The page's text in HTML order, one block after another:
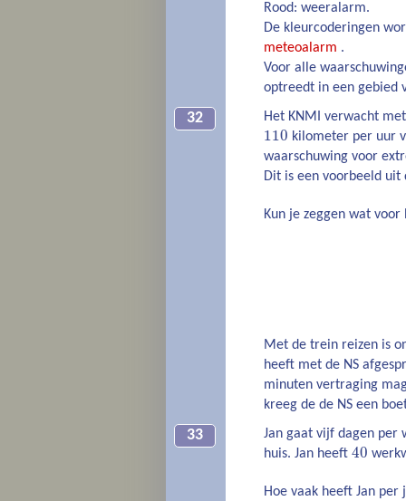
Rood: weeralarm.
De kleurcoderingen
meteoalarm .
Voor alle
optreedt in een gebied
32 Het KNMI verwacht met
110 kilometer per uur
waarschuwing voor
Dit is een voorbeeld uit
Kun je zeggen wat
Met de trein reizen is
heeft met de NS
minuten vertraging
kreeg de de NS een
33
Jan gaat vijf dagen per
huis. Jan heeft 40
Hoe vaak heeft Jan